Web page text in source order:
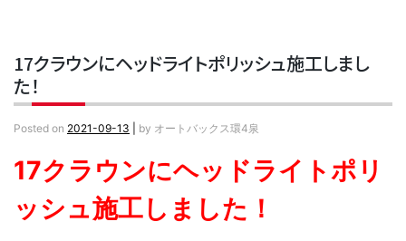
17クラウンにヘッドライトポリッシュ施工しまし
た！
Posted on 2021-09-13 by オートバックス環4泉
17クラウンにヘッドライトポリ
ッシュ施工しました！